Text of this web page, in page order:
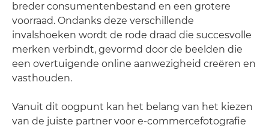
breder consumentenbestand en een grotere
voorraad. Ondanks deze verschillende
invalshoeken wordt de rode draad die succesvolle
merken verbindt, gevormd door de beelden die
een overtuigende online aanwezigheid creëren en
vasthouden.
Vanuit dit oogpunt kan het belang van het kiezen
van de juiste partner voor e-commercefotografie